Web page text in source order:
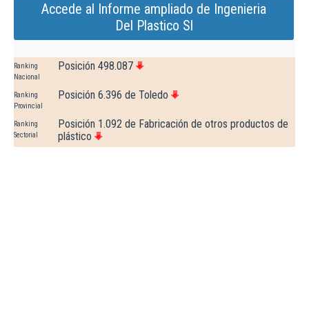
Accede al Informe ampliado de Ingenieria
Del Plastico Sl
Ranking
Nacional
Posición 498.087
Ranking
Provincial
Posición 6.396 de Toledo
Ranking
Sectorial
Posición 1.092 de Fabricación de otros productos de
plástico